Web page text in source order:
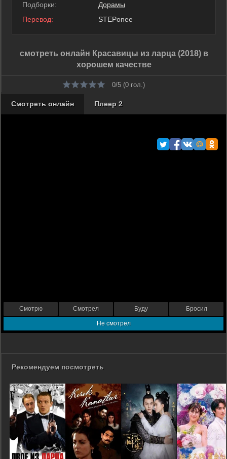
Подборки:
Дорамы
Перевод:
STEPonee
смотреть онлайн Красавицы из ларца (2018) в
хорошем качестве
0/5 (0 гол.)
Смотреть онлайн Плеер 2
Смотрю Смотрел Буду Бросил
Не смотрел
Рекомендуем посмотреть